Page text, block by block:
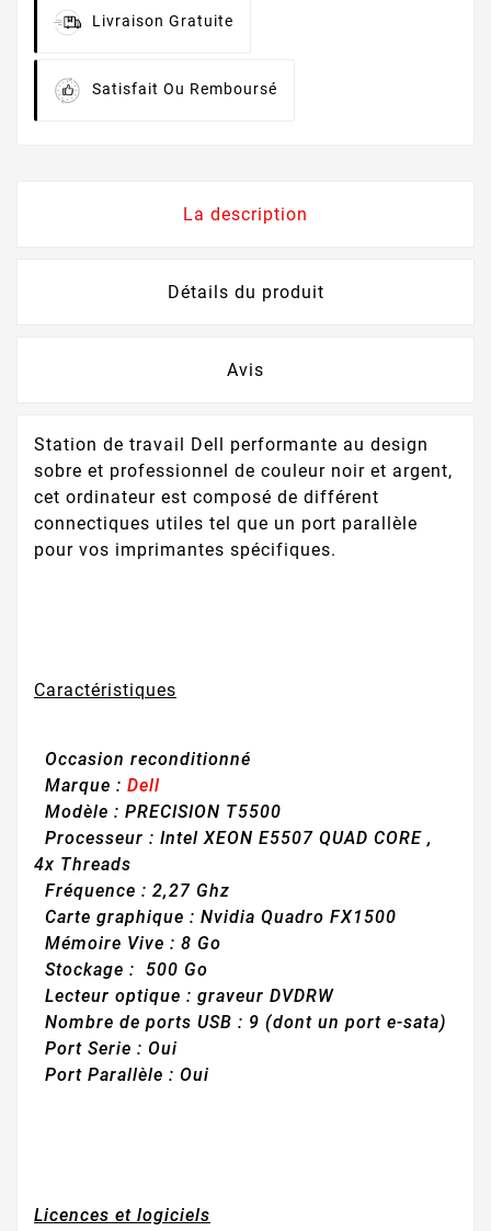
Livraison Gratuite
Satisfait Ou Remboursé
La description
Détails du produit
Avis
Station de travail Dell performante au design
sobre et professionnel de couleur noir et argent,
cet ordinateur est composé de différent
connectiques utiles tel que un port parallèle
pour vos imprimantes spécifiques.
Caractéristiques
Occasion reconditionné
Marque : Dell
Modèle : PRECISION T5500
Processeur : Intel XEON E5507 QUAD CORE ,
4x Threads
Fréquence : 2,27 Ghz
Carte graphique : Nvidia Quadro FX1500
Mémoire Vive : 8 Go
Stockage : 500 Go
Lecteur optique : graveur DVDRW
Nombre de ports USB : 9 (dont un port e-sata)
Port Serie : Oui
Port Parallèle : Oui
Licences et logiciels